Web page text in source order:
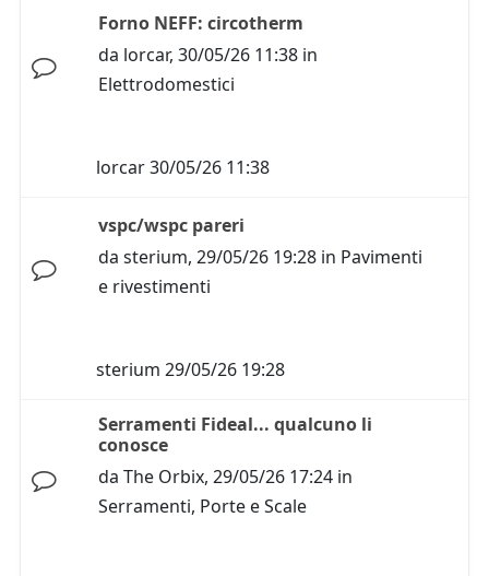
Forno NEFF: circotherm
da lorcar, 30/05/26 11:38 in
Elettrodomestici
lorcar30/05/26 11:38
vspc/wspc pareri
da sterium, 29/05/26 19:28 in Pavimenti
e rivestimenti
sterium 29/05/26 19:28
Serramenti Fideal... qualcuno li
conosce
da The Orbix, 29/05/26 17:24 in
Serramenti, Porte e Scale